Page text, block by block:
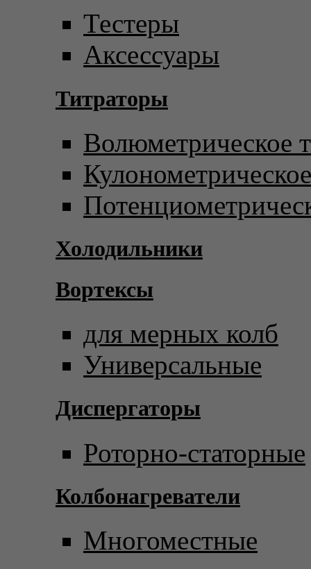
Тестеры
Аксессуары
Титраторы
Волюметрическое
Холодильники
Вортексы
для мерных колб
Универсальные
Диспергаторы
Роторно-статорные
Колбонагреватели
Многоместные